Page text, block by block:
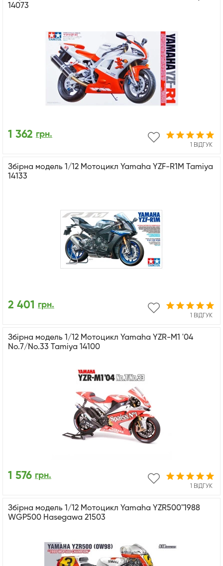
14073
1 ВІДГУК
1 362 грн.
Збірна модель 1/12 Мотоцикл Yamaha YZF-R1M Tamiya
14133
1 ВІДГУК
2 401 грн.
Збірна модель 1/12 Мотоцикл Yamaha YZR-M1 '04
No.7/No.33 Tamiya 14100
1 ВІДГУК
1 576 грн.
Збірна модель 1/12 Мотоцикл Yamaha YZR500"1988
WGP500 Hasegawa 21503